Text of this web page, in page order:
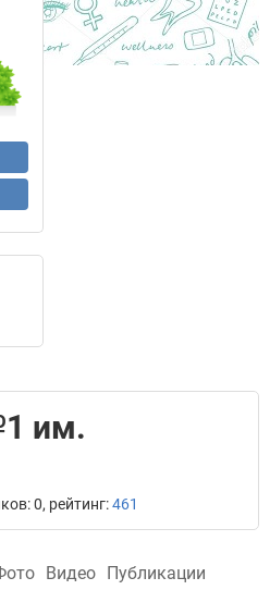
им.
0, рейтинг:461
Видео Публикации